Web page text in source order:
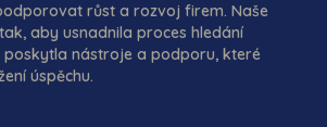
růst a rozvoj firem. Naše
aby usnadnila proces hledání
poskytla nástroje a podporu, které
úspěchu.